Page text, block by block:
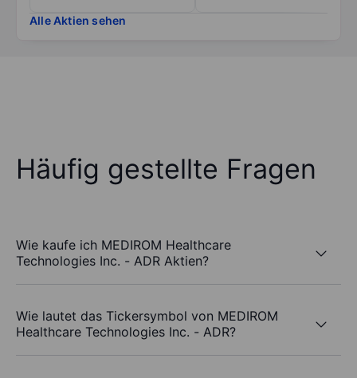
Alle Aktien sehen
Häufig gestellte Fragen
Wie kaufe ich MEDIROM Healthcare
Technologies Inc. - ADR Aktien?
Wie lautet das Tickersymbol von MEDIROM
Healthcare Technologies Inc. - ADR?